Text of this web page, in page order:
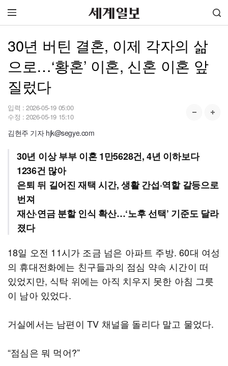
30년 버틴 결혼, 이제 각자의 삶
으로…‘황혼’ 이혼, 신혼 이혼 앞
질렀다
입력 : 2026-05-19 05:00
수정 : 2026-05-19 15:10
김현주 기자 hjk@segye.com
30년 이상 부부 이혼 1만5628건, 4년 이하보다
1236건 많아
은퇴 뒤 길어진 재택 시간, 생활 간섭·역할 갈등으로
번져
재산·연금 분할 인식 확산…‘노후 선택’ 기준도 달라
졌다
18일 오전 11시가 조금 넘은 아파트 주방. 60대 여성
의 휴대전화에는 친구들과의 점심 약속 시간이 떠
있었지만, 식탁 위에는 아직 치우지 못한 아침 그릇
이 남아 있었다.
거실에서는 남편이 TV 채널을 돌리다 말고 물었다.
“점심은 뭐 먹어?”